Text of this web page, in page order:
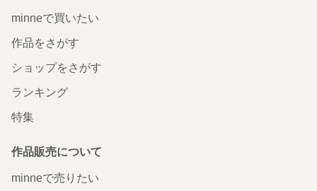
minneで買いたい
作品をさがす
ショップをさがす
ランキング
特集
作品販売について
minneで売りたい